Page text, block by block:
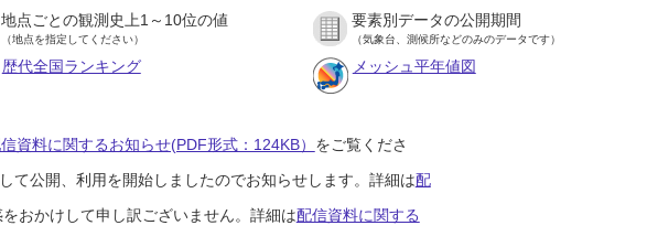
地点ごとの観測史上1～10位の値
（地点を指定してください）
要素別データの公開期間
（気象台、測候所などのみのデータです）
歴代全国ランキング メッシュ平年値図
資料に関するお知らせ(PDF形式：124KB） をご覧くださ
て公開、利用を開始しましたのでお知らせします。詳細は配
おかけして申し訳ございません。詳細は配信資料に関する